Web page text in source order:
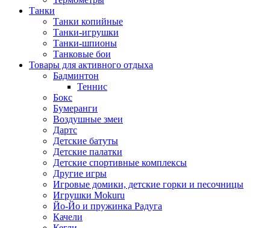
Танки
Танки копийные
Танки-игрушки
Танки-шпионы
Танковые бои
Товары для активного отдыха
Бадминтон
Теннис
Бокс
Бумеранги
Воздушные змеи
Дартс
Детские батуты
Детские палатки
Детские спортивные комплексы
Другие игры
Игровые домики, детские горки и песочницы
Игрушки Mokuru
Йо-Йо и пружинка Радуга
Качели